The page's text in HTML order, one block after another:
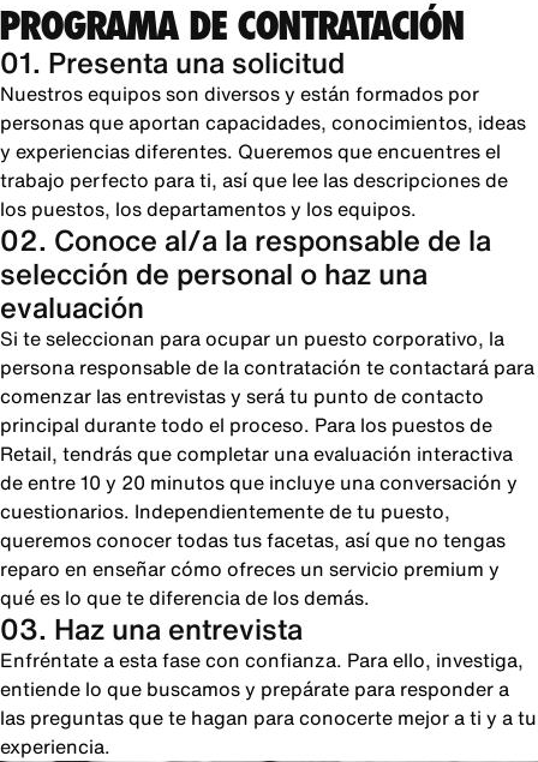
PROGRAMA DE CONTRATACIÓN
01. Presenta una solicitud
Nuestros equipos son diversos y están formados por
personas que aportan capacidades, conocimientos, ideas
y experiencias diferentes. Queremos que encuentres el
trabajo perfecto para ti, así que lee las descripciones de
los puestos, los departamentos y los equipos.
02. Conoce al/a la responsable de la
selección de personal o haz una
evaluación
Si te seleccionan para ocupar un puesto corporativo, la
persona responsable de la contratación te contactará para
comenzar las entrevistas y será tu punto de contacto
principal durante todo el proceso. Para los puestos de
Retail, tendrás que completar una evaluación interactiva
de entre 10 y 20 minutos que incluye una conversación y
cuestionarios. Independientemente de tu puesto,
queremos conocer todas tus facetas, así que no tengas
reparo en enseñar cómo ofreces un servicio premium y
qué es lo que te diferencia de los demás.
03. Haz una entrevista
Enfréntate a esta fase con confianza. Para ello, investiga,
entiende lo que buscamos y prepárate para responder a
las preguntas que te hagan para conocerte mejor a ti y a tu
experiencia.